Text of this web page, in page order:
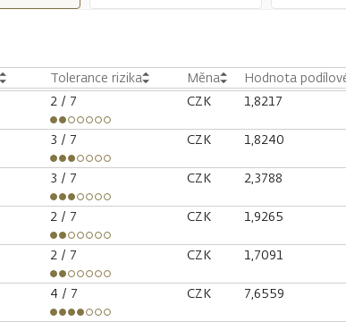
Tolerance rizika Měna Hodnota
2 / 7 CZK 1,8217
3 / 7 CZK 1,8240
3 / 7 CZK 2,3788
2 / 7 CZK 1,9265
2 / 7 CZK 1,7091
4 / 7 CZK 7,6559